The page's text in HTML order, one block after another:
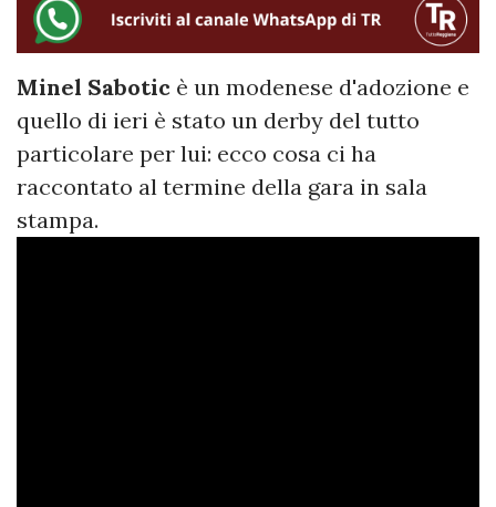
Minel Sabotic è un modenese d'adozione e
quello di ieri è stato un derby del tutto
particolare per lui: ecco cosa ci ha
raccontato al termine della gara in sala
stampa.